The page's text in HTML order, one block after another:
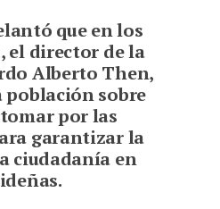
que en los
el director de la
Alberto Then,
sobre
por las
garantizar la
ciudadanía en